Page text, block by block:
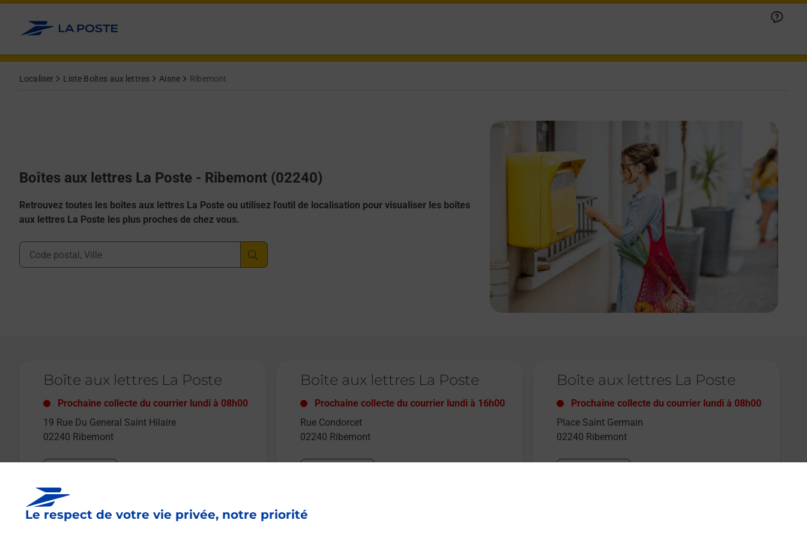
Le respect de votre vie privée, notre priorité
Allez au contenu
Localiser Liste Boîtes aux lettres Aisne Ribemont
Boîtes aux lettres La Poste - Ribemont (02240)
Retrouvez toutes les boîtes aux lettres La Poste ou utilisez l'outil de localisation pour visualiser les boîtes
aux lettres La Poste les plus proches de chez vous.
Ville, Département, Code Postal
Boîte aux lettres La Poste
Prochaine collecte du courrier lundi à 08h00
19 Rue Du General Saint Hilaire
02240 Ribemont
Boîte aux lettres La Poste
Prochaine collecte du courrier lundi à 16h00
Rue Condorcet
02240 Ribemont
Boîte aux lettres La Poste
Prochaine collecte du courrier lundi à 08h00
Place Saint Germain
02240 Ribemont
Le lien s'ouvre dans un nouvel onglet